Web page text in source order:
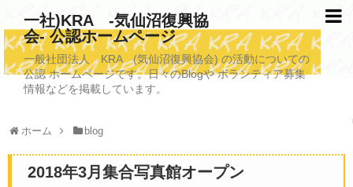
一社)KRA -気仙沼復興協
会- 公認ホームページ
一般社団法人 KRA (気仙沼復興協会) の活動についての
公認 ホームページです。日々のBlogや ボランティア募集
情報などを掲載しています。
ホーム blog
2018年3月集合写真館オープン
TOPページ
KRAについて
写真救済事業